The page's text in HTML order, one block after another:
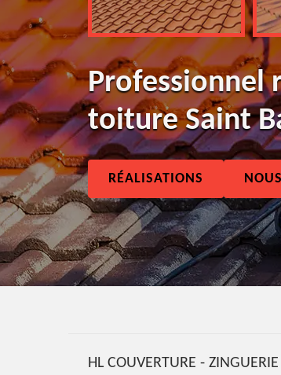
Professionnel
toiture Saint
RÉALISATIONS
HL COUVERTURE -